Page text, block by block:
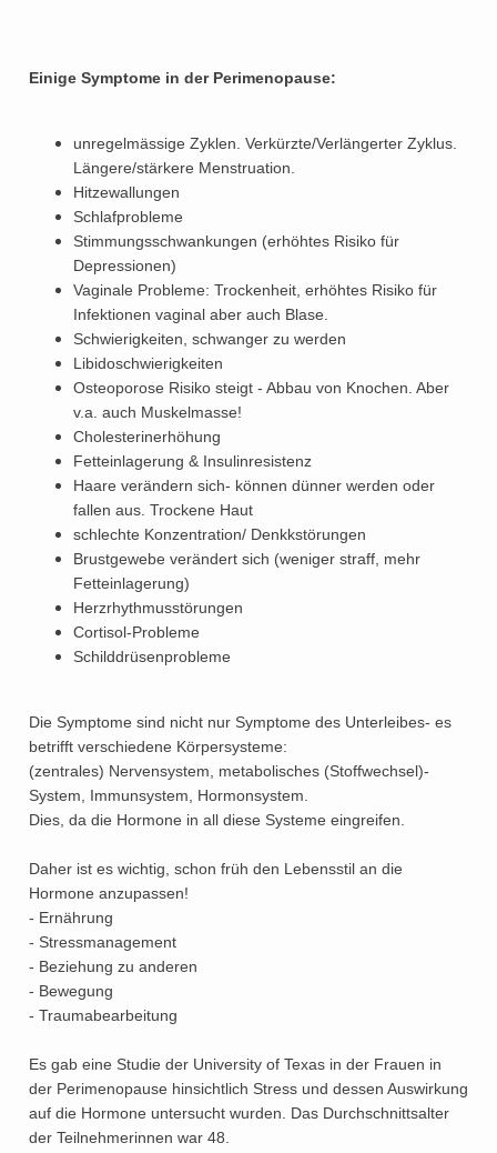
Einige Symptome in der Perimenopause:
unregelmässige Zyklen. Verkürzte/Verlängerter Zyklus.
Längere/stärkere Menstruation.
Hitzewallungen
Schlafprobleme
Stimmungsschwankungen (erhöhtes Risiko für
Depressionen)
Vaginale Probleme: Trockenheit, erhöhtes Risiko für
Infektionen vaginal aber auch Blase.
Schwierigkeiten, schwanger zu werden
Libidoschwierigkeiten
Osteoporose Risiko steigt - Abbau von Knochen. Aber
v.a. auch Muskelmasse!
Cholesterinerhöhung
Fetteinlagerung & Insulinresistenz
Haare verändern sich- können dünner werden oder
fallen aus. Trockene Haut
schlechte Konzentration/ Denkkstörungen
Brustgewebe verändert sich (weniger straff, mehr
Fetteinlagerung)
Herzrhythmusstörungen
Cortisol-Probleme
Schilddrüsenprobleme
Die Symptome sind nicht nur Symptome des Unterleibes- es
betrifft verschiedene Körpersysteme:
(zentrales) Nervensystem, metabolisches (Stoffwechsel)-
System, Immunsystem, Hormonsystem.
Dies, da die Hormone in all diese Systeme eingreifen.
Daher ist es wichtig, schon früh den Lebensstil an die
Hormone anzupassen!
- Ernährung
- Stressmanagement
- Beziehung zu anderen
- Bewegung
- Traumabearbeitung
Es gab eine Studie der University of Texas in der Frauen in
der Perimenopause hinsichtlich Stress und dessen Auswirkung
auf die Hormone untersucht wurden. Das Durchschnittsalter
der Teilnehmerinnen war 48.